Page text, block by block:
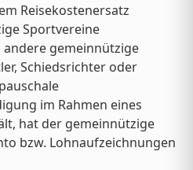
Reisekostenersatz
Sportvereine
gemeinnützige
Schiedsrichter oder
im Rahmen eines
hat der gemeinnützige
bzw. Lohnaufzeichnungen